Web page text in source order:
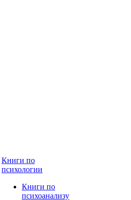
Книги по
психологии
Книги по
психоанализу